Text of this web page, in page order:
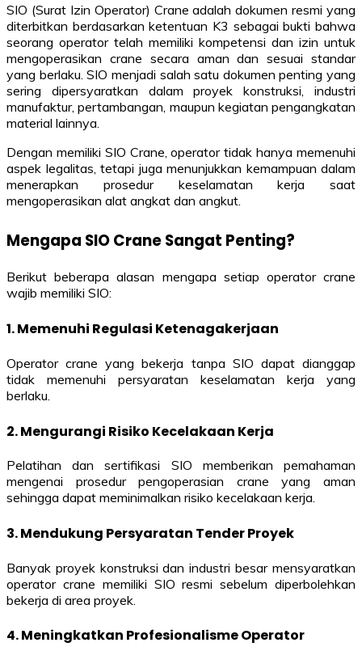
SIO (Surat Izin Operator) Crane adalah dokumen resmi yang
diterbitkan berdasarkan ketentuan K3 sebagai bukti bahwa
seorang operator telah memiliki kompetensi dan izin untuk
mengoperasikan crane secara aman dan sesuai standar
yang berlaku. SIO menjadi salah satu dokumen penting yang
sering dipersyaratkan dalam proyek konstruksi, industri
manufaktur, pertambangan, maupun kegiatan pengangkatan
material lainnya.
Dengan memiliki SIO Crane, operator tidak hanya memenuhi
aspek legalitas, tetapi juga menunjukkan kemampuan dalam
menerapkan prosedur keselamatan kerja saat
mengoperasikan alat angkat dan angkut.
Mengapa SIO Crane Sangat Penting?
Berikut beberapa alasan mengapa setiap operator crane
wajib memiliki SIO:
1. Memenuhi Regulasi Ketenagakerjaan
Operator crane yang bekerja tanpa SIO dapat dianggap
tidak memenuhi persyaratan keselamatan kerja yang
berlaku.
2. Mengurangi Risiko Kecelakaan Kerja
Pelatihan dan sertifikasi SIO memberikan pemahaman
mengenai prosedur pengoperasian crane yang aman
sehingga dapat meminimalkan risiko kecelakaan kerja.
3. Mendukung Persyaratan Tender Proyek
Banyak proyek konstruksi dan industri besar mensyaratkan
operator crane memiliki SIO resmi sebelum diperbolehkan
bekerja di area proyek.
4. Meningkatkan Profesionalisme Operator